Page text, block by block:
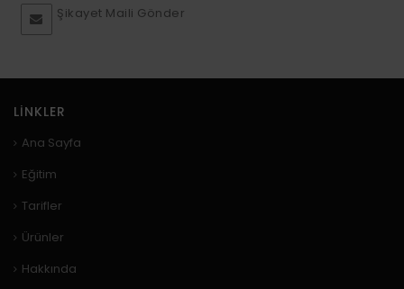
Şikayet Maili Gönder
LINKLER
Ana Sayfa
Eğitim
Tarifler
Ürünler
Hakkında